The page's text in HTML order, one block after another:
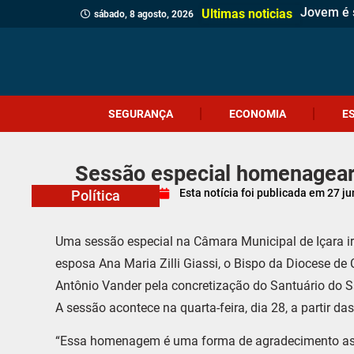
sábado, 8 agosto, 2026 Ultimas noticias Jovem é
Serra do
Foragido
Homem
Casa de
Gol
Polícia
Polícia
Sábado
Homem
Prouni
Ciclone-
SEGURANÇA ECONOMIA
Sessão especial
Política Esta notícia foi publicada em 27
Uma sessão especial na Câmara Municipal de Içara
esposa Ana Maria Zilli Giassi, o Bispo da Diocese
Antônio Vander pela concretização do Santuário do
A sessão acontece na quarta-feira, dia 28, a partir
“Essa homenagem é uma forma de agradecimento